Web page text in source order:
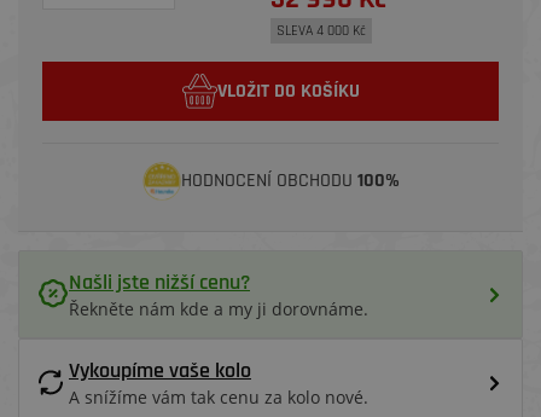
SLEVA 4 000 Kč
VLOŽIT DO KOŠÍKU
HODNOCENÍ OBCHODU 100%
Našli jste nižší cenu?
Řekněte nám kde a my ji dorovnáme.
Vykoupíme vaše kolo
A snížíme vám tak cenu za kolo nové.